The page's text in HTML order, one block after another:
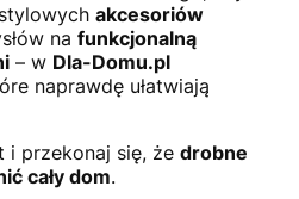
akcesoriów
na funkcjonalną
– w Dla-Domu.pl
naprawdę ułatwiają
i przekonaj się, że drobne
cały dom.